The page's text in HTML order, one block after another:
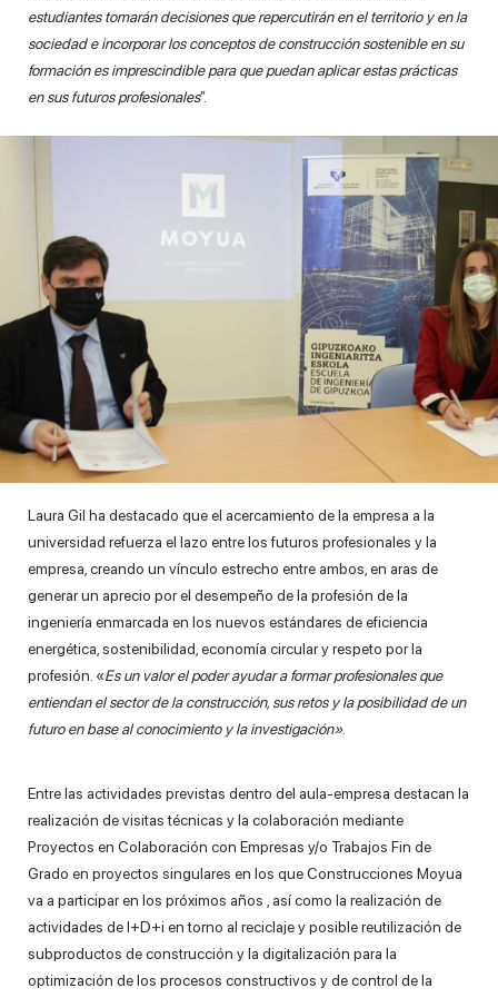
estudiantes tomarán decisiones que repercutirán en el territorio y en la
sociedad e incorporar los conceptos de construcción sostenible en su
formación es imprescindible para que puedan aplicar estas prácticas
en sus futuros profesionales”.
Laura Gil ha destacado que el acercamiento de la empresa a la
universidad refuerza el lazo entre los futuros profesionales y la
empresa, creando un vínculo estrecho entre ambos, en aras de
generar un aprecio por el desempeño de la profesión de la
ingeniería enmarcada en los nuevos estándares de eficiencia
energética, sostenibilidad, economía circular y respeto por la
profesión. «Es un valor el poder ayudar a formar profesionales que
entiendan el sector de la construcción, sus retos y la posibilidad de un
futuro en base al conocimiento y la investigación».
Entre las actividades previstas dentro del aula-empresa destacan la
realización de visitas técnicas y la colaboración mediante
Proyectos en Colaboración con Empresas y/o Trabajos Fin de
Grado en proyectos singulares en los que Construcciones Moyua
va a participar en los próximos años , así como la realización de
actividades de I+D+i en torno al reciclaje y posible reutilización de
subproductos de construcción y la digitalización para la
optimización de los procesos constructivos y de control de la